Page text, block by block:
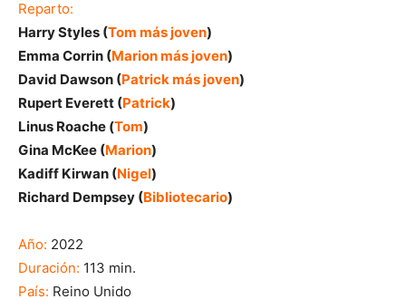
Reparto:
Harry Styles (Tom más joven)
Emma Corrin (Marion más joven)
David Dawson (Patrick más joven)
Rupert Everett (Patrick)
Linus Roache (Tom)
Gina McKee (Marion)
Kadiff Kirwan (Nigel)
Richard Dempsey (Bibliotecario)
Año: 2022
Duración: 113 min.
País: Reino Unido